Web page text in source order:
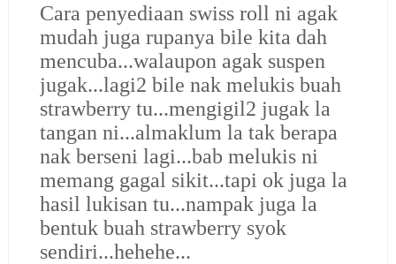
Cara penyediaan swiss roll ni agak
mudah juga rupanya bile kita dah
mencuba...walaupon agak suspen
jugak...lagi2 bile nak melukis buah
strawberry tu...mengigil2 jugak la
tangan ni...almaklum la tak berapa
nak berseni lagi...bab melukis ni
memang gagal sikit...tapi ok juga la
hasil lukisan tu...nampak juga la
bentuk buah strawberry syok
sendiri...hehehe...